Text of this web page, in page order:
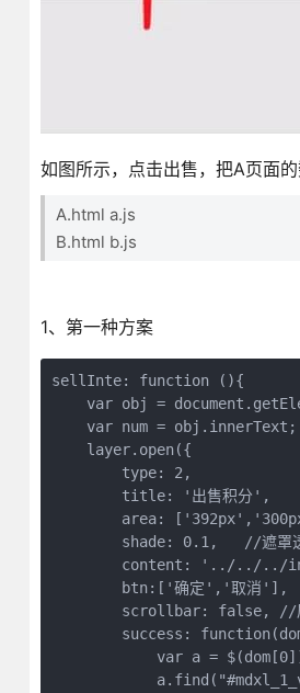
如图所示，点击出售，把A页面
A.html a.js
B.html b.js
1、第一种方案
sellInte: function (){
var obj =
    var num = obj.innerText;
    layer.open({
        type: 2,
        title: '出售积分',
area:
shade: 0.1,   //遮罩
content: '../../../
        btn:['确定','取消'],
scrollbar: false, //
success:
var a =